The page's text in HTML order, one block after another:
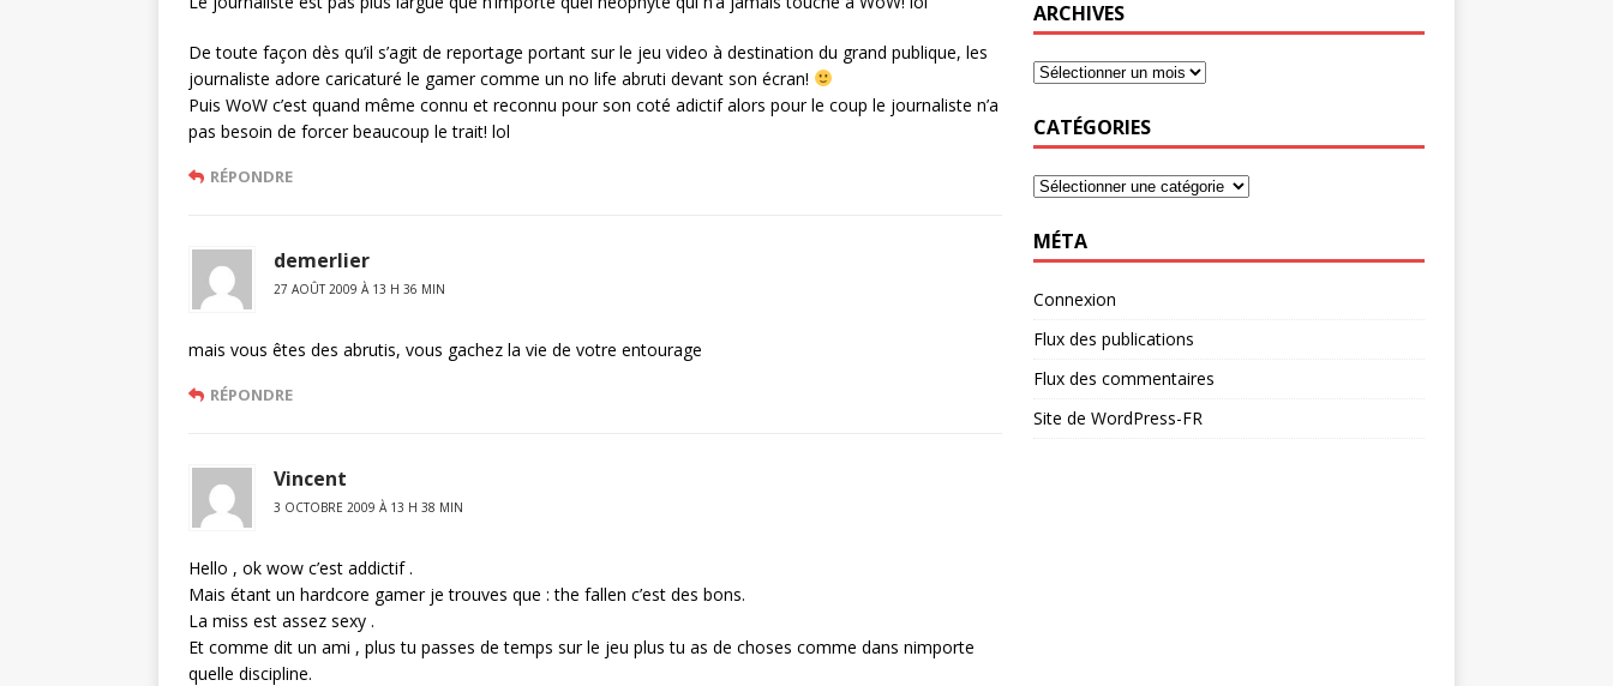
De toute façon dès qu’il s’agit de reportage portant sur le jeu video à destination du grand publique, les
journaliste adore caricaturé le gamer comme un no life abruti devant son écran!
Puis WoW c’est quand même connu et reconnu pour son coté adictif alors pour le coup le journaliste n’a
pas besoin de forcer beaucoup le trait! lol
RÉPONDRE
demerlier
27 AOÛT 2009 À 13 H 36 MIN
mais vous êtes des abrutis, vous gachez la vie de votre entourage
RÉPONDRE
Vincent
3 OCTOBRE 2009 À 13 H 38 MIN
Hello , ok wow c’est addictif .
Mais étant un hardcore gamer je trouves que : the fallen c’est des bons.
La miss est assez sexy .
Et comme dit un ami , plus tu passes de temps sur le jeu plus tu as de choses comme dans nimporte
quelle discipline.
ARCHIVES
CATÉGORIES
MÉTA
Connexion
Flux des publications
Flux des commentaires
Site de WordPress-FR